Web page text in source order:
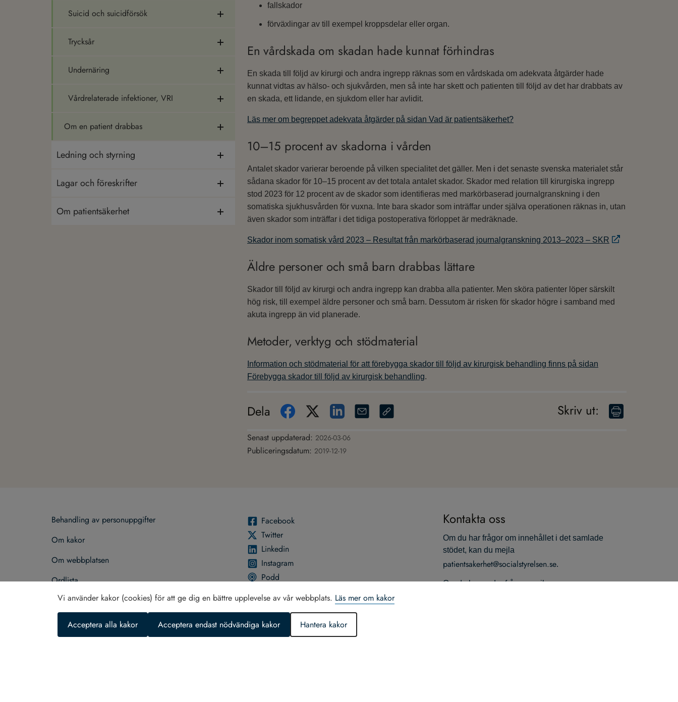
Vi använder kakor (cookies) för att ge dig en bättre upplevelse av vår webbplats. Läs mer om kakor
Acceptera alla kakor Acceptera endast nödvändiga kakor Hantera kakor
Suicid och suicidförsök
Trycksår
Undernäring
Vårdrelaterade infektioner, VRI
Om en patient drabbas
Ledning och styrning
Lagar och föreskrifter
Om patientsäkerhet
fallskador
förväxlingar av till exempel kroppsdelar eller organ.
En vårdskada om skadan hade kunnat förhindras
En skada till följd av kirurgi och andra ingrepp räknas som en vårdskada om adekvata åtgärder hade
kunnat vidtas av hälso- och sjukvården, men så inte har skett och patienten till följd av det har drabbats av
en skada, ett lidande, en sjukdom eller har avlidit.
Läs mer om begreppet adekvata åtgärder på sidan Vad är patientsäkerhet?
10–15 procent av skadorna i vården
Antalet skador varierar beroende på vilken specialitet det gäller. Men i det senaste svenska materialet står
sådana skador för 10–15 procent av det totala antalet skador. Skador med relation till kirurgiska ingrepp
stod 2023 för 12 procent av de skador som identifieras med markörbaserad journalgranskning i den
somatiska sjukhusvården för vuxna. Inte bara skador som inträffar under själva operationen räknas in, utan
även skador som inträffar i det tidiga postoperativa förloppet är medräknade.
Skador inom somatisk vård 2023 – Resultat från markörbaserad journalgranskning 2013–2023 – SKR
Äldre personer och små barn drabbas lättare
Skador till följd av kirurgi och andra ingrepp kan drabba alla patienter. Men sköra patienter löper särskilt
hög risk, till exempel äldre personer och små barn. Dessutom är risken för skador högre i samband med
akuta ingrepp än vid planerade.
Metoder, verktyg och stödmaterial
Information och stödmaterial för att förebygga skador till följd av kirurgisk behandling finns på sidan
Förebygga skador till följd av kirurgisk behandling.
Dela Skriv ut:
Senast uppdaterad: 2026-03-06
Publiceringsdatum: 2019-12-19
Behand­ling av per­son­upp­gif­ter
Om kakor
Om webb­plat­sen
Ord­lista
Sök
Till­gäng­lig­hets­re­do­gö­relse
Face­book
Twit­ter
Lin­ke­din
Instagram
Podd
Kontakta oss
Om du har frågor om innehållet i det samlade
stödet, kan du mejla
patientsakerhet@socialstyrelsen.se.
Om du har andra frågor, mejla